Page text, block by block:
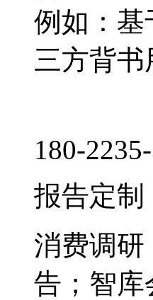
例如：
三方背
180-
报告定制
消费调研
告；智库